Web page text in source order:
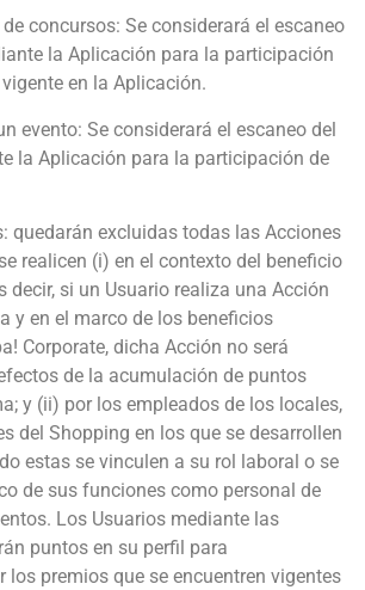
concursos: Se considerará el escaneo
la Aplicación para la participación
en la Aplicación.
evento: Se considerará el escaneo del
la Aplicación para la participación de
quedarán excluidas todas las Acciones
realicen (i) en el contexto del beneficio
decir, si un Usuario realiza una Acción
y en el marco de los beneficios
Corporate, dicha Acción no será
de la acumulación de puntos
y (ii) por los empleados de los locales,
del Shopping en los que se desarrollen
estas se vinculen a su rol laboral o se
de sus funciones como personal de
Los Usuarios mediante las
puntos en su perfil para
los premios que se encuentren vigentes